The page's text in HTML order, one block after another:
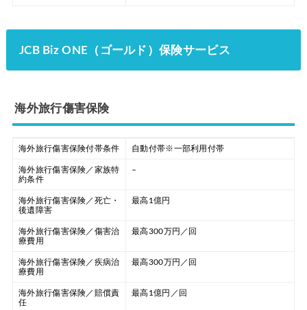
JCB Biz ONE（ゴールド）保険サービス
海外旅行傷害保険
海外旅行傷害保険付帯条件 自動付帯※一部利用付帯
海外旅行傷害保険／家族特
約条件
–
海外旅行傷害保険／死亡・
後遺障害
最高1億円
海外旅行傷害保険／傷害治
療費用
最高300万円／回
海外旅行傷害保険／疾病治
療費用
最高300万円／回
海外旅行傷害保険／賠償責
任
最高1億円／回